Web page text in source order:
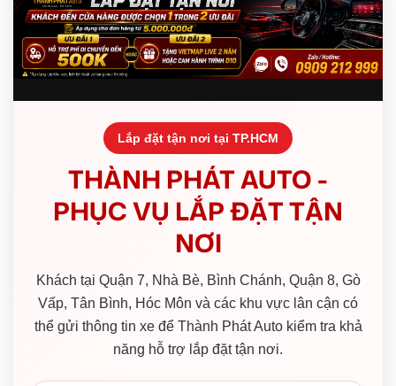
Lắp đặt tận nơi tại TP.HCM
THÀNH PHÁT AUTO -
PHỤC VỤ LẮP ĐẶT TẬN
NƠI
Khách tại Quận 7, Nhà Bè, Bình Chánh, Quận 8, Gò
Vấp, Tân Bình, Hóc Môn và các khu vực lân cận có
thể gửi thông tin xe để Thành Phát Auto kiểm tra khả
năng hỗ trợ lắp đặt tận nơi.